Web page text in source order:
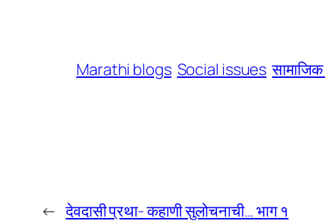
Marathi blogs Social issues
← देवदासी प्रथा- कहाणी सुलोचनाची… भाग १